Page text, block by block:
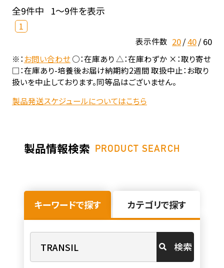
全9件中 1～9件を表示
1
表示件数 20 40 60
※：お問い合わせ○：在庫あり △：在庫わずか ×：取り寄せ
□：在庫あり-培養後お届け納期約2週間 取扱中止：お取り
扱いを中止しております。同等品はございません。
製品発送スケジュールについてはこちら
製品情報検索 PRODUCT SEARCH
キーワードで探す カテゴリで探す
検索